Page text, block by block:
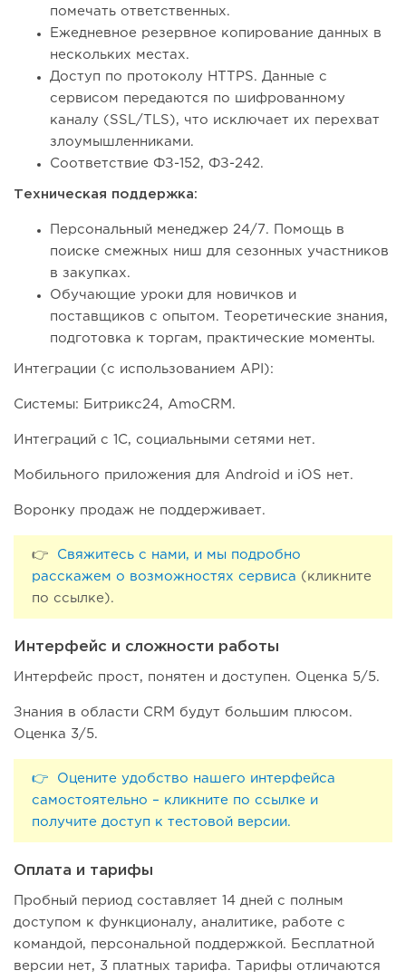
помечать ответственных.
Ежедневное резервное копирование данных в
нескольких местах.
Доступ по протоколу HTTPS. Данные с
сервисом передаются по шифрованному
каналу (SSL/TLS), что исключает их перехват
злоумышленниками.
Соответствие ФЗ-152, ФЗ-242.
Техническая поддержка:
Персональный менеджер 24/7. Помощь в
поиске смежных ниш для сезонных участников
в закупках.
Обучающие уроки для новичков и
поставщиков с опытом. Теоретические знания,
подготовка к торгам, практические моменты.
Интеграции (с использованием API):
Системы: Битрикс24, AmoCRM.
Интеграций с 1С, социальными сетями нет.
Мобильного приложения для Android и iOS нет.
Воронку продаж не поддерживает.
👉 Свяжитесь с нами, и мы подробно
расскажем о возможностях сервиса (кликните
по ссылке).
Интерфейс и сложности работы
Интерфейс прост, понятен и доступен. Оценка 5/5.
Знания в области CRM будут большим плюсом.
Оценка 3/5.
👉 Оцените удобство нашего интерфейса
самостоятельно – кликните по ссылке и
получите доступ к тестовой версии.
Оплата и тарифы
Пробный период составляет 14 дней с полным
доступом к функционалу, аналитике, работе с
командой, персональной поддержкой. Бесплатной
версии нет, 3 платных тарифа. Тарифы отличаются